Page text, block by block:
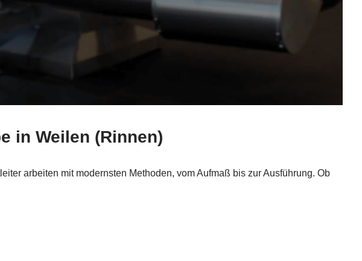
in Weilen (Rinnen)
arbeiten mit modernsten Methoden, vom Aufmaß bis zur Ausführung. Ob